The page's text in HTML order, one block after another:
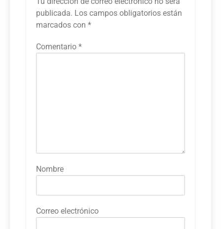
publicada. Los campos obligatorios están
marcados con *
Comentario *
Nombre
Correo electrónico